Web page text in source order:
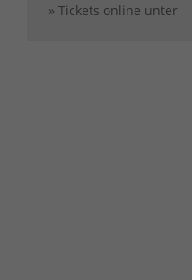
» Tickets online unter